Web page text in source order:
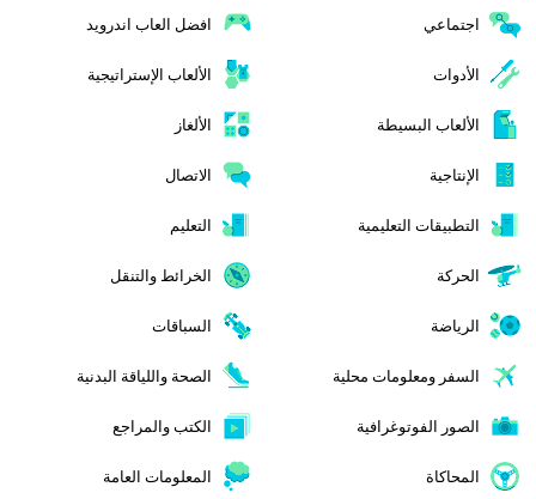
اجتماعي افضل العاب اندرويد
الأدوات الألعاب الإستراتيجية
الألعاب البسيطة الألغاز
الإنتاجية الاتصال
التطبيقات التعليمية التعليم
الحركة الخرائط والتنقل
الرياضة السباقات
السفر ومعلومات محلية الصحة واللياقة البدنية
الصور الفوتوغرافية الكتب والمراجع
المحاكاة المعلومات العامة